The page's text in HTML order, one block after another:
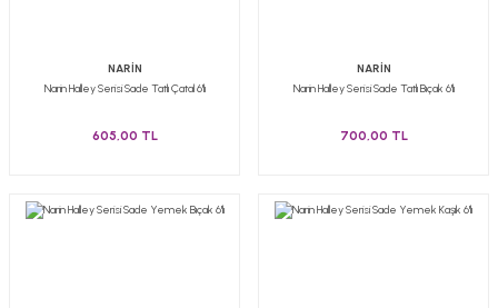
NARİN
Narin Halley Serisi Sade Tatlı Çatal 6'lı
605,00 TL
NARİN
Narin Halley Serisi Sade Tatlı Bıçak 6'lı
700,00 TL